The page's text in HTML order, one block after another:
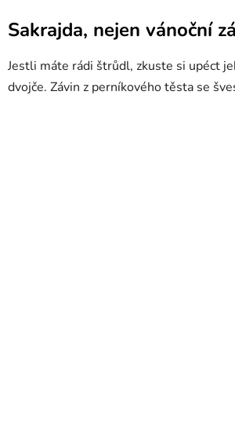
Sakrajda, nejen vánoční
Jestli máte rádi štrůdl, zkuste si upéct
dvojče. Závin z perníkového těsta se